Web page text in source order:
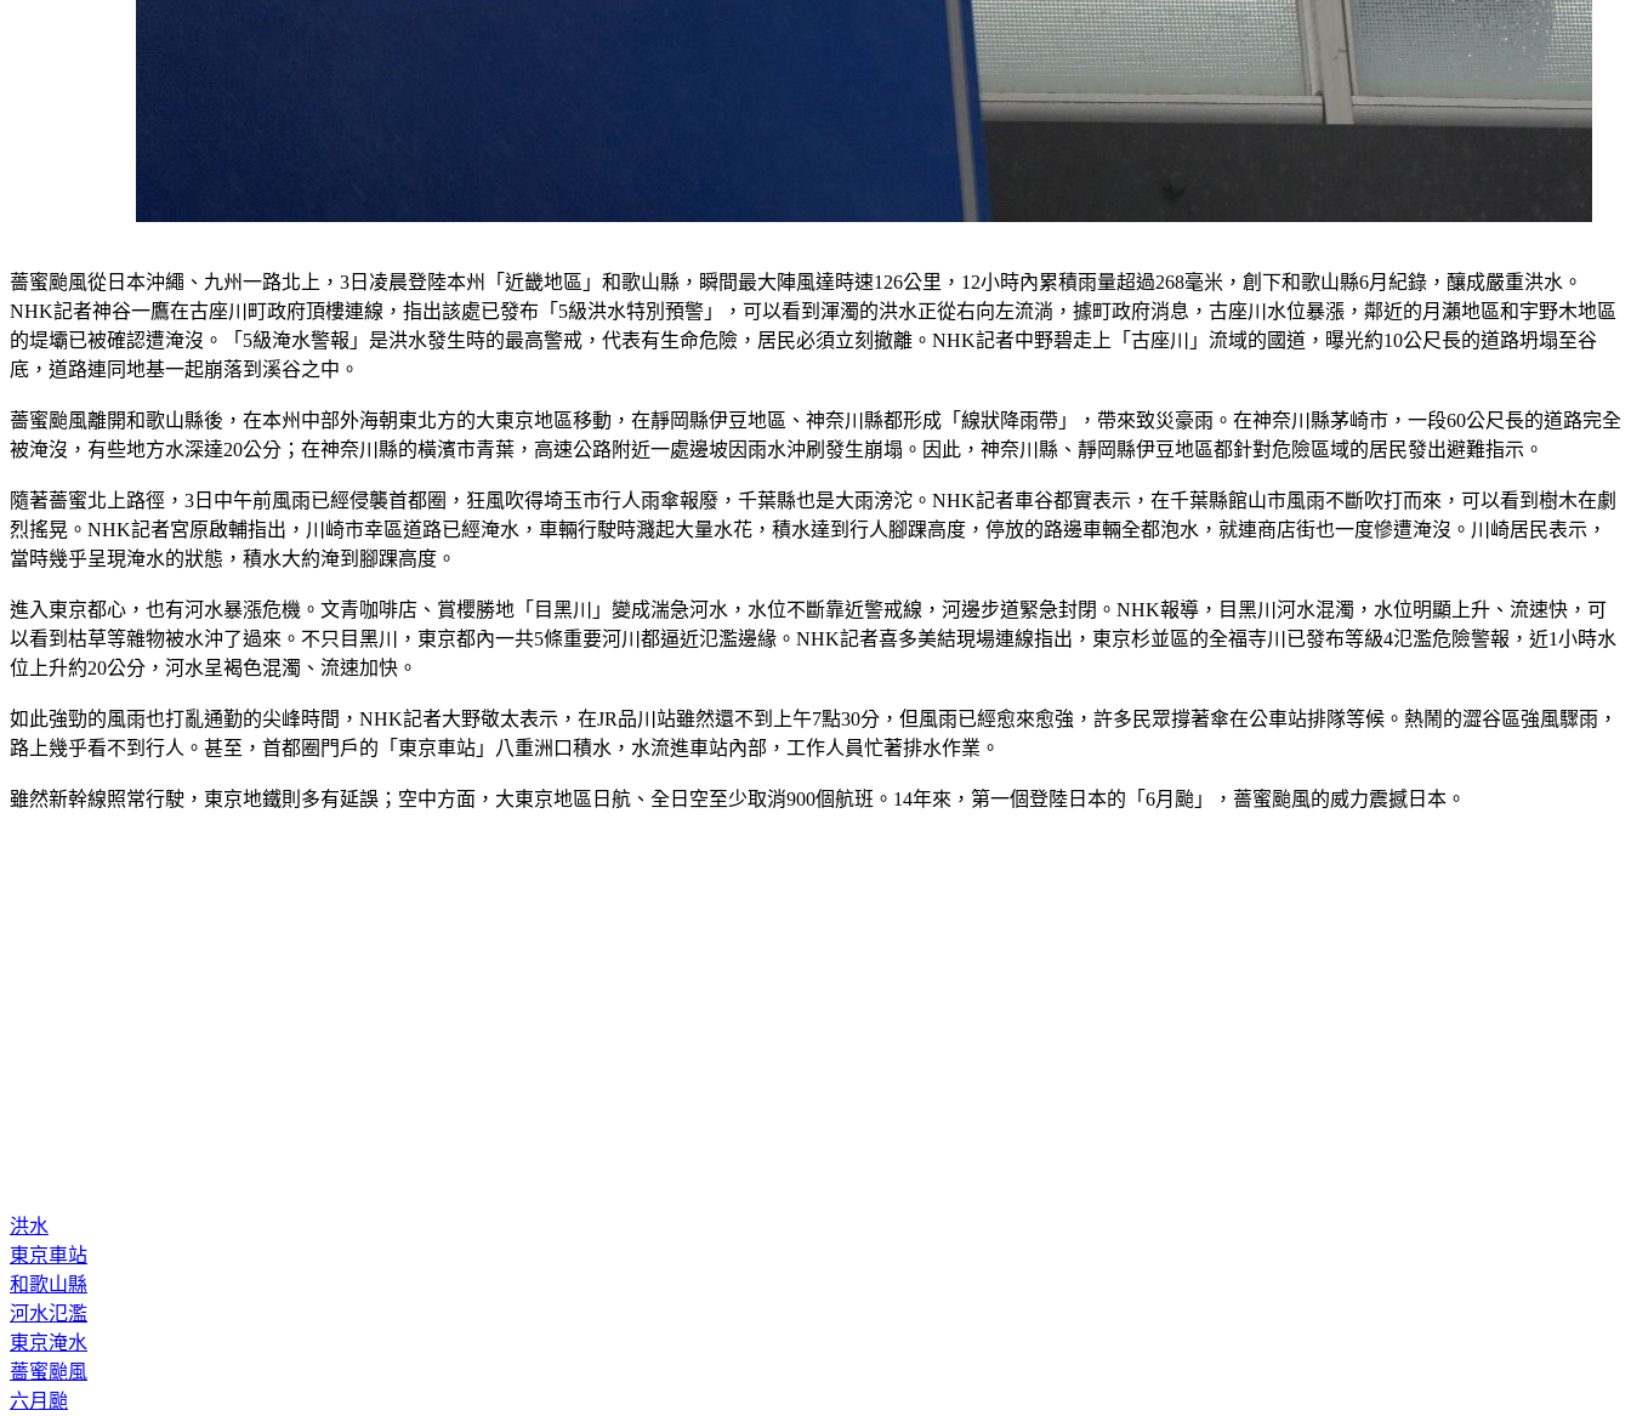
薔蜜颱風從日本沖繩、九州一路北上，3日凌晨登陸本州「近畿地區」和歌山縣，瞬間最大陣風達時速126公里，12小時內累積雨量超過268毫米，創下和歌山縣6月紀錄，釀成嚴重洪水。
NHK記者神谷一鷹在古座川町政府頂樓連線，指出該處已發布「5級洪水特別預警」，可以看到渾濁的洪水正從右向左流淌，據町政府消息，古座川水位暴漲，鄰近的月瀨地區和宇野木地區
的堤壩已被確認遭淹沒。「5級淹水警報」是洪水發生時的最高警戒，代表有生命危險，居民必須立刻撤離。NHK記者中野碧走上「古座川」流域的國道，曝光約10公尺長的道路坍塌至谷
底，道路連同地基一起崩落到溪谷之中。
薔蜜颱風離開和歌山縣後，在本州中部外海朝東北方的大東京地區移動，在靜岡縣伊豆地區、神奈川縣都形成「線狀降雨帶」，帶來致災豪雨。在神奈川縣茅崎市，一段60公尺長的道路完全
被淹沒，有些地方水深達20公分；在神奈川縣的橫濱市青葉，高速公路附近一處邊坡因雨水沖刷發生崩塌。因此，神奈川縣、靜岡縣伊豆地區都針對危險區域的居民發出避難指示。
隨著薔蜜北上路徑，3日中午前風雨已經侵襲首都圈，狂風吹得埼玉市行人雨傘報廢，千葉縣也是大雨滂沱。NHK記者車谷都實表示，在千葉縣館山市風雨不斷吹打而來，可以看到樹木在劇
烈搖晃。NHK記者宮原啟輔指出，川崎市幸區道路已經淹水，車輛行駛時濺起大量水花，積水達到行人腳踝高度，停放的路邊車輛全都泡水，就連商店街也一度慘遭淹沒。川崎居民表示，
當時幾乎呈現淹水的狀態，積水大約淹到腳踝高度。
進入東京都心，也有河水暴漲危機。文青咖啡店、賞櫻勝地「目黑川」變成湍急河水，水位不斷靠近警戒線，河邊步道緊急封閉。NHK報導，目黑川河水混濁，水位明顯上升、流速快，可
以看到枯草等雜物被水沖了過來。不只目黑川，東京都內一共5條重要河川都逼近氾濫邊緣。NHK記者喜多美結現場連線指出，東京杉並區的全福寺川已發布等級4氾濫危險警報，近1小時水
位上升約20公分，河水呈褐色混濁、流速加快。
如此強勁的風雨也打亂通勤的尖峰時間，NHK記者大野敬太表示，在JR品川站雖然還不到上午7點30分，但風雨已經愈來愈強，許多民眾撐著傘在公車站排隊等候。熱鬧的澀谷區強風驟雨，
路上幾乎看不到行人。甚至，首都圈門戶的「東京車站」八重洲口積水，水流進車站內部，工作人員忙著排水作業。
雖然新幹線照常行駛，東京地鐵則多有延誤；空中方面，大東京地區日航、全日空至少取消900個航班。14年來，第一個登陸日本的「6月颱」，薔蜜颱風的威力震撼日本。
洪水
東京車站
和歌山縣
河水氾濫
東京淹水
薔蜜颱風
六月颱